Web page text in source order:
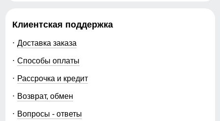
Клиентская поддержка
Доставка заказа
Способы оплаты
Рассрочка и кредит
Возврат, обмен
Вопросы - ответы